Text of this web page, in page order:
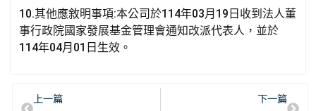
10.其他應敘明事項:本公司於114年03月19日收到法人董
事行政院國家發展基金管理會通知改派代表人，並於
114年04月01日生效。
上一篇 下一篇